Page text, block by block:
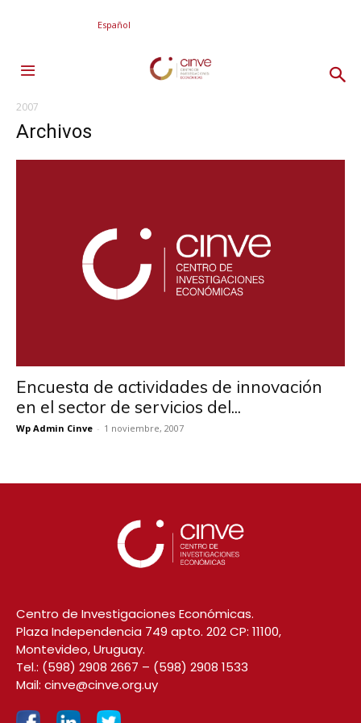
Español
2007
Archivos
Encuesta de actividades de innovación
en el sector de servicios del...
Wp Admin Cinve - 1 noviembre, 2007
Centro de Investigaciones Económicas.
Plaza Independencia 749 apto. 202 CP: 11100,
Montevideo, Uruguay.
Tel.: (598) 2908 2667 – (598) 2908 1533
Mail: cinve@cinve.org.uy